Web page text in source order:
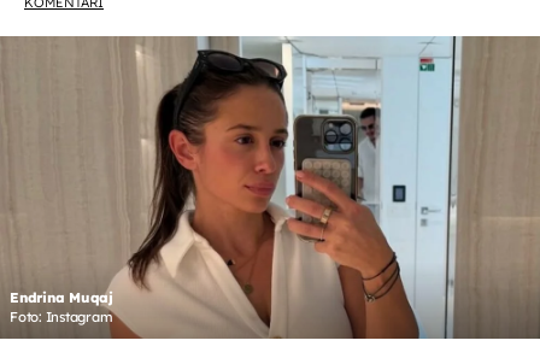
Endrina Muqaj
Foto: Instagram
OMOGUĆI OBAVIJESTI